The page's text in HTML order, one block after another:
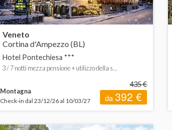
Veneto
Cortina d'Ampezzo (BL)
Hotel Pontechiesa ***
3 / 7 notti mezza pensione + utilizzo della s...
Montagna
Check-in dal 23/12/26 al 10/03/27
435 €
da392 €